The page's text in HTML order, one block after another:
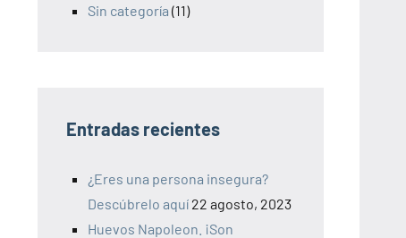
Sin categoría (11)
Entradas recientes
¿Eres una persona insegura?
Descúbrelo aquí 22 agosto, 2023
Huevos Napoleon. ¡Son